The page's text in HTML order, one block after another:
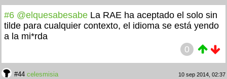
#6 @elquesabesabe La RAE ha aceptado el solo sin
tilde para cualquier contexto, el idioma se está yendo
a la mi*rda
0
#44 celesmisia 10 sep 2014, 02:37